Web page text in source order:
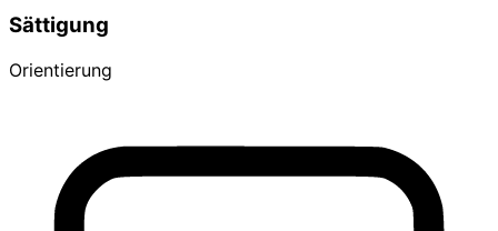
Sättigung
Orientierung